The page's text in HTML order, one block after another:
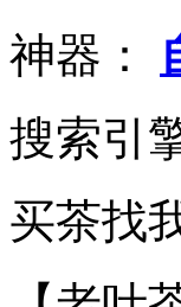
神器：
搜索引
买茶找